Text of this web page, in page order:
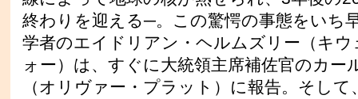
終わりを迎える─。この驚愕の事態をいち
学者のエイドリアン・ヘルムズリー（キ
ォー）は、すぐに大統領主席補佐官のカー
（オリヴァー・プラット）に報告。そし